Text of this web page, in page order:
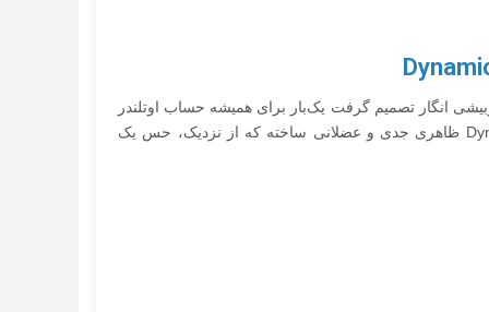
نبود؛ میتسوبیشی انگار تصمیم گرفت یک‌بار برای همیشه حساب اوتلندر
را از کراس‌اوورهای روزمره جدا کند. زبان طراحی Dynamic Shield ظاهری جدی و عضلانی ساخته که از نزدیک، حس یک